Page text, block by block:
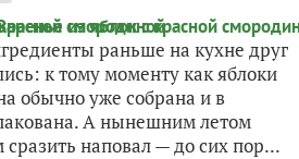
раньше на кухне друг
к тому моменту как яблоки
обычно уже собрана и в
А нынешним летом
наповал — до сих пор...